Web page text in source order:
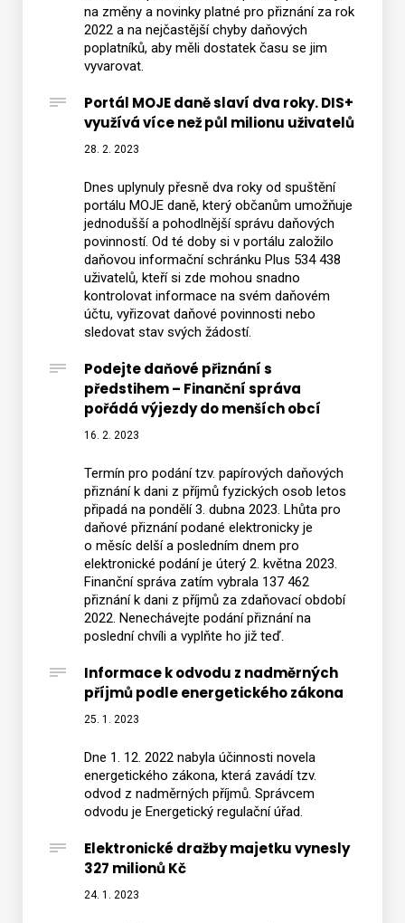
na změny a novinky platné pro přiznání za rok
2022 a na nejčastější chyby daňových
poplatníků, aby měli dostatek času se jim
vyvarovat.
Portál MOJE daně slaví dva roky. DIS+
využívá více než půl milionu uživatelů
28. 2. 2023
Dnes uplynuly přesně dva roky od spuštění
portálu MOJE daně, který občanům umožňuje
jednodušší a pohodlnější správu daňových
povinností. Od té doby si v portálu založilo
daňovou informační schránku Plus 534 438
uživatelů, kteří si zde mohou snadno
kontrolovat informace na svém daňovém
účtu, vyřizovat daňové povinnosti nebo
sledovat stav svých žádostí.
Podejte daňové přiznání s
předstihem – Finanční správa
pořádá výjezdy do menších obcí
16. 2. 2023
Termín pro podání tzv. papírových daňových
přiznání k dani z příjmů fyzických osob letos
připadá na pondělí 3. dubna 2023. Lhůta pro
daňové přiznání podané elektronicky je
o měsíc delší a posledním dnem pro
elektronické podání je úterý 2. května 2023.
Finanční správa zatím vybrala 137 462
přiznání k dani z příjmů za zdaňovací období
2022. Nenechávejte podání přiznání na
poslední chvíli a vyplňte ho již teď.
Informace k odvodu z nadměrných
příjmů podle energetického zákona
25. 1. 2023
Dne 1. 12. 2022 nabyla účinnosti novela
energetického zákona, která zavádí tzv.
odvod z nadměrných příjmů. Správcem
odvodu je Energetický regulační úřad.
Elektronické dražby majetku vynesly
327 milionů Kč
24. 1. 2023